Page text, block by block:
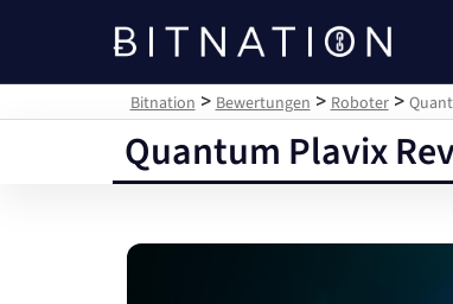
Bitnation
Bitnation >Bewertungen >Roboter>
Quantum Plavix